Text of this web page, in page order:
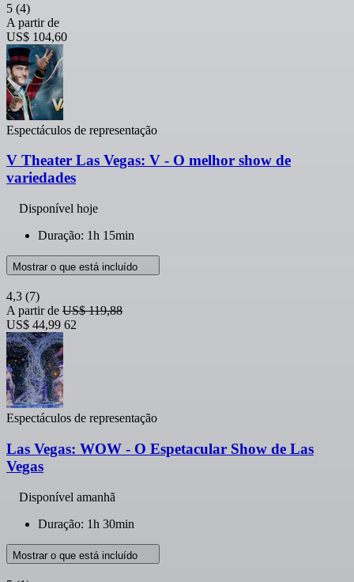
5 (4)
A partir de
US$ 104,60
Espectáculos de representação
V Theater Las Vegas: V - O melhor show de
variedades
Disponível hoje
Duração: 1h 15min
Mostrar o que está incluído
4,3 (7)
A partir de US$ 119,88
US$ 44,99 62
Espectáculos de representação
Las Vegas: WOW - O Espetacular Show de Las
Vegas
Disponível amanhã
Duração: 1h 30min
Mostrar o que está incluído